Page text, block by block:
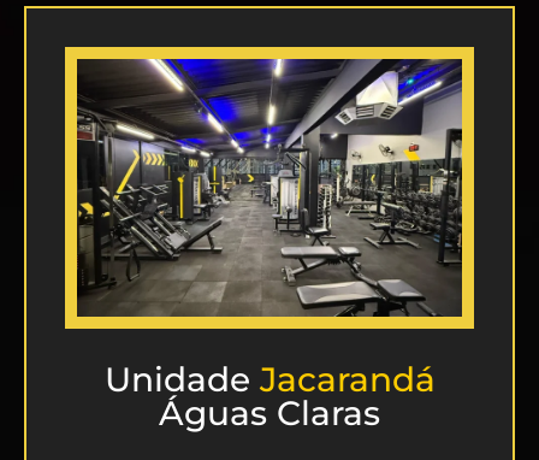
Unidade Jacarandá
Águas Claras